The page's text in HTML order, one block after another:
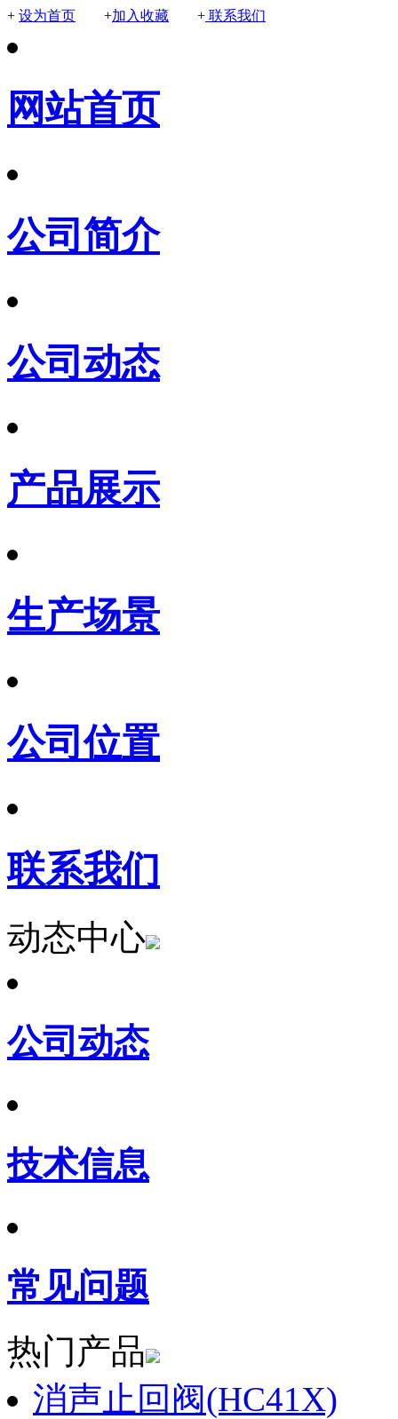
+ 设为首页 +加入收藏 + 联系我们
网站首页
公司简介
公司动态
产品展示
生产场景
公司位置
联系我们
动态中心
公司动态
技术信息
常见问题
热门产品
消声止回阀(HC41X)